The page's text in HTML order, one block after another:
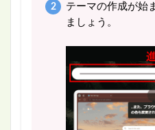
テーマの作成が始
ましょう。